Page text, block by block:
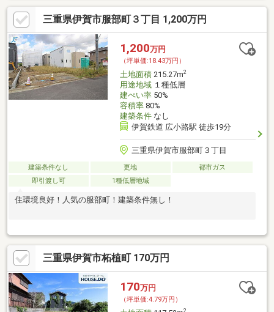
三重県伊賀市服部町３丁目 1,200万円
1,200万円
（坪単価:18.43万円）
土地面積215.27m2
用途地域１種低層
建ぺい率50%
容積率80%
建築条件なし
伊賀鉄道 広小路駅 徒歩19分
三重県伊賀市服部町３丁目
建築条件なし 更地
都市ガス
即引渡し可
1種低層地域
住環境良好！人気の服部町！建築条件無し！
三重県伊賀市柘植町 170万円
170万円
（坪単価:4.79万円）
2